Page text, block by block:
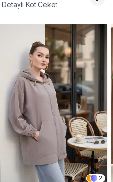
Detaylı Kot Ceket
2